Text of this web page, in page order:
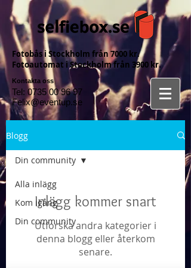
Fotobås i Stockholm från 7000 kr.
Fotoautomat i Stockholm från 3900 kr.
Kontakta oss
Tel: 0735 00 96 97
Felix@eventup.se
Blogg
Alla inlägg
Kom igång
Din community
Din community
Inlägg kommer snart
Utforska andra kategorier i
denna blogg eller återkom
senare.